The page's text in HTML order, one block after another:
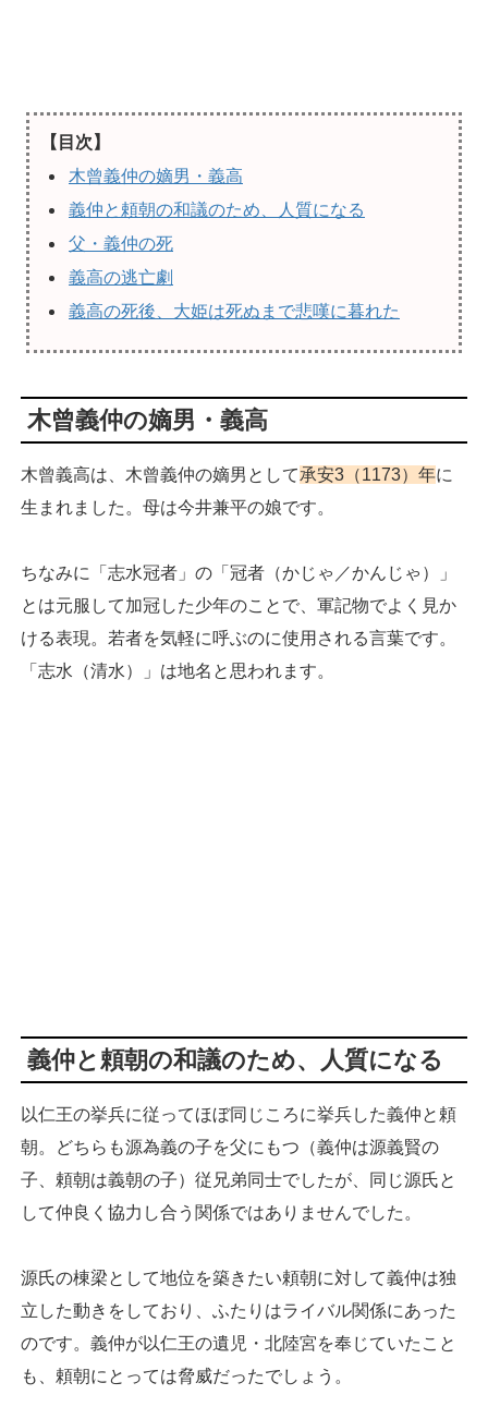
【目次】
木曾義仲の嫡男・義高
義仲と頼朝の和議のため、人質になる
父・義仲の死
義高の逃亡劇
義高の死後、大姫は死ぬまで悲嘆に暮れた
木曾義仲の嫡男・義高
木曾義高は、木曾義仲の嫡男として承安3（1173）年に
生まれました。母は今井兼平の娘です。
ちなみに「志水冠者」の「冠者（かじゃ／かんじゃ）」
とは元服して加冠した少年のことで、軍記物でよく見か
ける表現。若者を気軽に呼ぶのに使用される言葉です。
「志水（清水）」は地名と思われます。
義仲と頼朝の和議のため、人質になる
以仁王の挙兵に従ってほぼ同じころに挙兵した義仲と頼
朝。どちらも源為義の子を父にもつ（義仲は源義賢の
子、頼朝は義朝の子）従兄弟同士でしたが、同じ源氏と
して仲良く協力し合う関係ではありませんでした。
源氏の棟梁として地位を築きたい頼朝に対して義仲は独
立した動きをしており、ふたりはライバル関係にあった
のです。義仲が以仁王の遺児・北陸宮を奉じていたこと
も、頼朝にとっては脅威だったでしょう。